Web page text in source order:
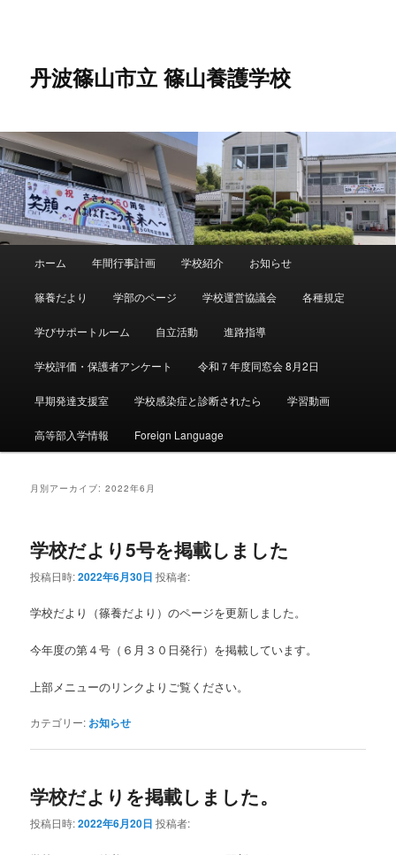
ツ
へ
移
動
へ
移
動
丹波篠山市立 篠山養護学校
ホーム 年間行事計画 学校紹介 お知らせ
篠養だより 学部のページ 学校運営協議会 各種規定
学びサポートルーム 自立活動 進路指導
学校評価・保護者アンケート 令和７年度同窓会 8月2日
早期発達支援室 学校感染症と診断されたら 学習動画
高等部入学情報 Foreign Language
月別アーカイブ:2022年6月
学校だより5号を掲載しました
投稿日時:2022年6月30日 投稿者:
学校だより（篠養だより）のページを更新しました。
今年度の第４号（６月３０日発行）を掲載しています。
上部メニューのリンクよりご覧ください。
カテゴリー: お知らせ
学校だよりを掲載しました。
投稿日時:2022年6月20日 投稿者: